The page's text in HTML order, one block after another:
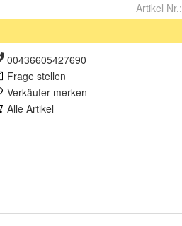
Artikel Nr.:
00436605427690
Frage stellen
Verkäufer merken
Alle Artikel